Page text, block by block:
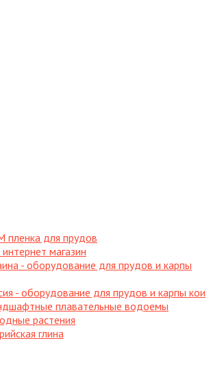
пленка для прудов
магазин
- оборудование для прудов и карпы
- оборудование для прудов и карпы кои
плавательные водоемы
растения
глина